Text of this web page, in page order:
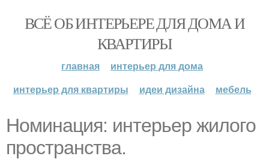
ВСЁ ОБ ИНТЕРЬЕРЕ ДЛЯ ДОМА И
КВАРТИРЫ
главная
интерьер для дома
интерьер для квартиры
идеи дизайна мебель
Номинация: интерьер жилого
пространства.